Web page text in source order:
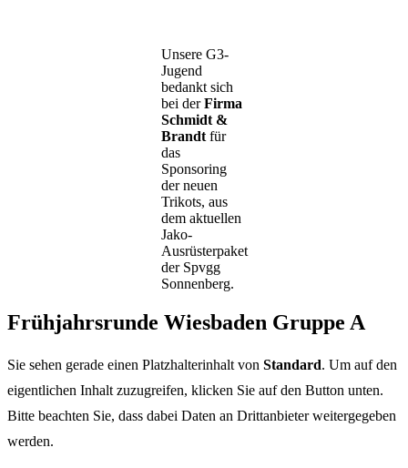
Unsere G3-
Jugend
bedankt sich
bei derFirma
Schmidt &
Brandtfür
das
Sponsoring
der neuen
Trikots, aus
dem aktuellen
Jako-
Ausrüsterpaket
der Spvgg
Sonnenberg.
Frühjahrsrunde Wiesbaden Gruppe A
Sie sehen gerade einen Platzhalterinhalt von Standard. Um auf den
eigentlichen Inhalt zuzugreifen, klicken Sie auf den Button unten.
Bitte beachten Sie, dass dabei Daten an Drittanbieter weitergegeben
werden.